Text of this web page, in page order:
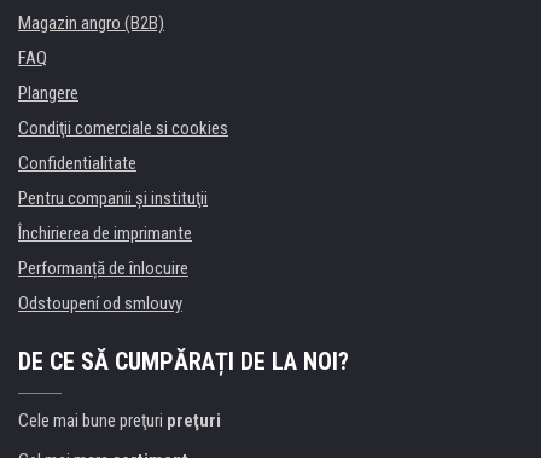
Magazin angro (B2B)
FAQ
Plangere
Condiţii comerciale si cookies
Confidentialitate
Pentru companii și instituţii
Închirierea de imprimante
Performanță de înlocuire
Odstoupení od smlouvy
DE CE SĂ CUMPĂRAȚI DE LA NOI?
Cele mai bune preţuri preţuri